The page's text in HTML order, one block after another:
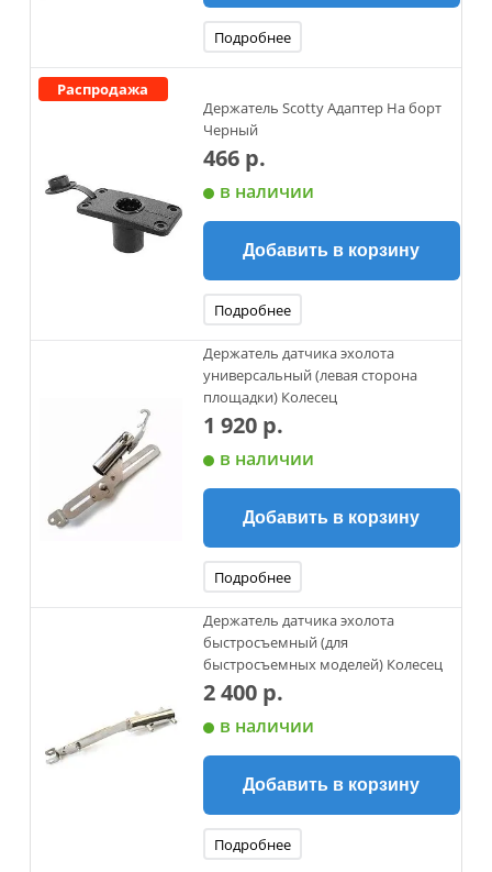
Подробнее
Распродажа
Держатель Scotty Адаптер На борт
Черный
466 р.
в наличии
Добавить в корзину
Подробнее
Держатель датчика эхолота
универсальный (левая сторона
площадки) Колесец
1 920 р.
в наличии
Добавить в корзину
Подробнее
Держатель датчика эхолота
быстросъемный (для
быстросъемных моделей) Колесец
2 400 р.
в наличии
Добавить в корзину
Подробнее